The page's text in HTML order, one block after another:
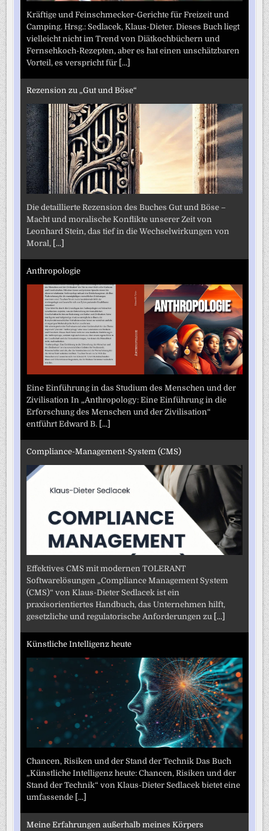
Kräftige und Feinschmecker-Gerichte für Freizeit und
Camping. Hrsg.: Sedlacek, Klaus-Dieter. Dieses Buch liegt
vielleicht nicht im Trend von Diätkochbüchern und
Fernsehkoch-Rezepten, aber es hat einen unschätzbaren
Vorteil, es verspricht für [...]
Rezension zu „Gut und Böse“
Die detaillierte Rezension des Buches Gut und Böse –
Macht und moralische Konflikte unserer Zeit von
Leonhard Stein, das tief in die Wechselwirkungen von
Moral, [...]
Anthropologie
Eine Einführung in das Studium des Menschen und der
Zivilisation In „Anthropology: Eine Einführung in die
Erforschung des Menschen und der Zivilisation“
entführt Edward B. [...]
Compliance-Management-System (CMS)
Effektives CMS mit modernen TOLERANT
Softwarelösungen „Compliance Management System
(CMS)“ von Klaus-Dieter Sedlacek ist ein
praxisorientiertes Handbuch, das Unternehmen hilft,
gesetzliche und regulatorische Anforderungen zu [...]
Künstliche Intelligenz heute
Chancen, Risiken und der Stand der Technik Das Buch
„Künstliche Intelligenz heute: Chancen, Risiken und der
Stand der Technik“ von Klaus-Dieter Sedlacek bietet eine
umfassende [...]
Meine Erfahrungen außerhalb meines Körpers